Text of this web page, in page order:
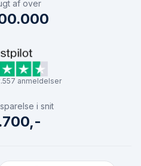
af over
anmeldelser
i snit